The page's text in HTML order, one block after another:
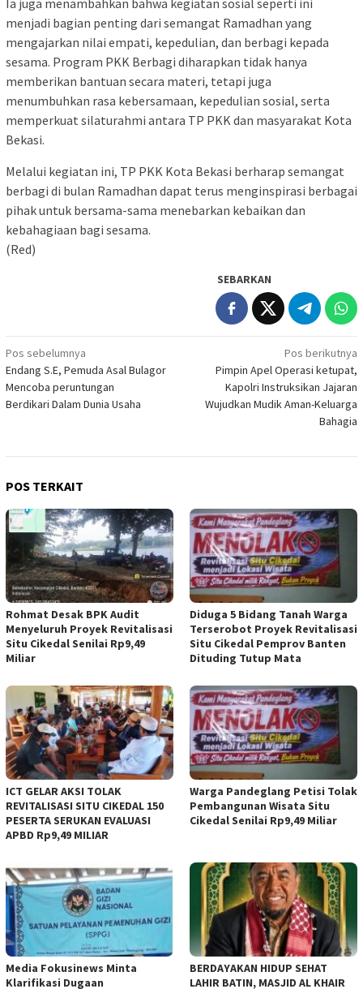
menjadi bagian penting dari semangat Ramadhan yang
mengajarkan nilai empati, kepedulian, dan berbagi kepada
sesama. Program PKK Berbagi diharapkan tidak hanya
memberikan bantuan secara materi, tetapi juga
menumbuhkan rasa kebersamaan, kepedulian sosial, serta
memperkuat silaturahmi antara TP PKK dan masyarakat Kota
Bekasi.
Melalui kegiatan ini, TP PKK Kota Bekasi berharap semangat
berbagi di bulan Ramadhan dapat terus menginspirasi berbagai
pihak untuk bersama-sama menebarkan kebaikan dan
kebahagiaan bagi sesama.
(Red)
SEBARKAN
Navigasi
pos
Pos sebelumnya
Endang S.E, Pemuda Asal Bulagor
Mencoba peruntungan
Berdikari Dalam Dunia Usaha
Pos berikutnya
Pimpin Apel Operasi ketupat,
Kapolri Instruksikan Jajaran
Wujudkan Mudik Aman-Keluarga
Bahagia
POS TERKAIT
Rohmat Desak BPK Audit
Menyeluruh Proyek Revitalisasi
Situ Cikedal Senilai Rp9,49
Miliar
Diduga 5 Bidang Tanah Warga
Terserobot Proyek Revitalisasi
Situ Cikedal Pemprov Banten
Dituding Tutup Mata
ICT GELAR AKSI TOLAK
REVITALISASI SITU CIKEDAL 150
PESERTA SERUKAN EVALUASI
APBD Rp9,49 MILIAR
Warga Pandeglang Petisi Tolak
Pembangunan Wisata Situ
Cikedal Senilai Rp9,49 Miliar
Media Fokusinews Minta
Klarifikasi Dugaan
BERDAYAKAN HIDUP SEHAT
LAHIR BATIN, MASJID AL KHAIR